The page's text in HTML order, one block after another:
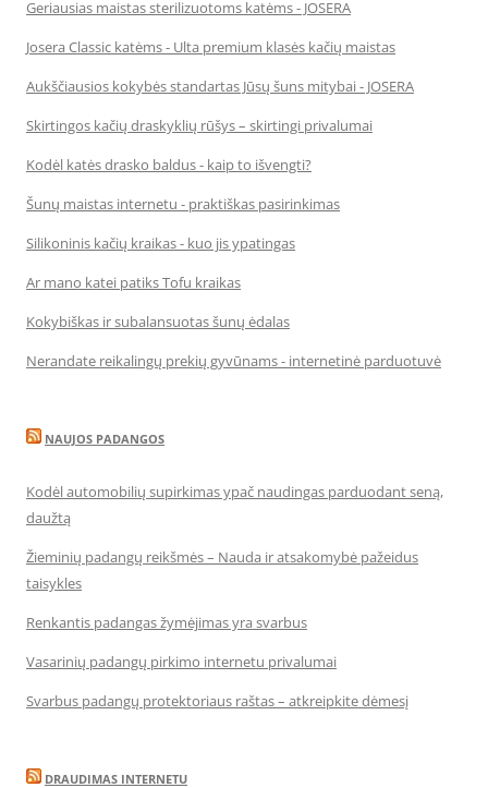
Geriausias maistas sterilizuotoms katėms - JOSERA
Josera Classic katėms - Ulta premium klasės kačių maistas
Aukščiausios kokybės standartas Jūsų šuns mitybai - JOSERA
Skirtingos kačių draskyklių rūšys – skirtingi privalumai
Kodėl katės drasko baldus - kaip to išvengti?
Šunų maistas internetu - praktiškas pasirinkimas
Silikoninis kačių kraikas - kuo jis ypatingas
Ar mano katei patiks Tofu kraikas
Kokybiškas ir subalansuotas šunų ėdalas
Nerandate reikalingų prekių gyvūnams - internetinė parduotuvė
NAUJOS PADANGOS
Kodėl automobilių supirkimas ypač naudingas parduodant seną,
daužtą
Žieminių padangų reikšmės – Nauda ir atsakomybė pažeidus
taisykles
Renkantis padangas žymėjimas yra svarbus
Vasarinių padangų pirkimo internetu privalumai
Svarbus padangų protektoriaus raštas – atkreipkite dėmesį
DRAUDIMAS INTERNETU